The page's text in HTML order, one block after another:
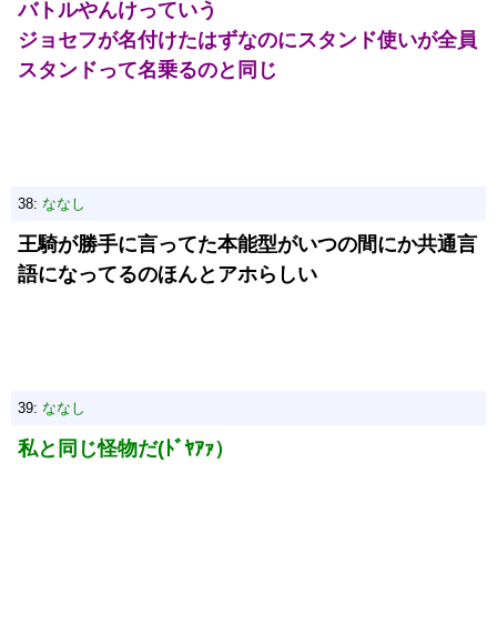
バトルやんけっていう
ジョセフが名付けたはずなのにスタンド使いが全員
スタンドって名乗るのと同じ
38: ななし
王騎が勝手に言ってた本能型がいつの間にか共通言
語になってるのほんとアホらしい
39: ななし
私と同じ怪物だ(ﾄﾞﾔｱｧ）